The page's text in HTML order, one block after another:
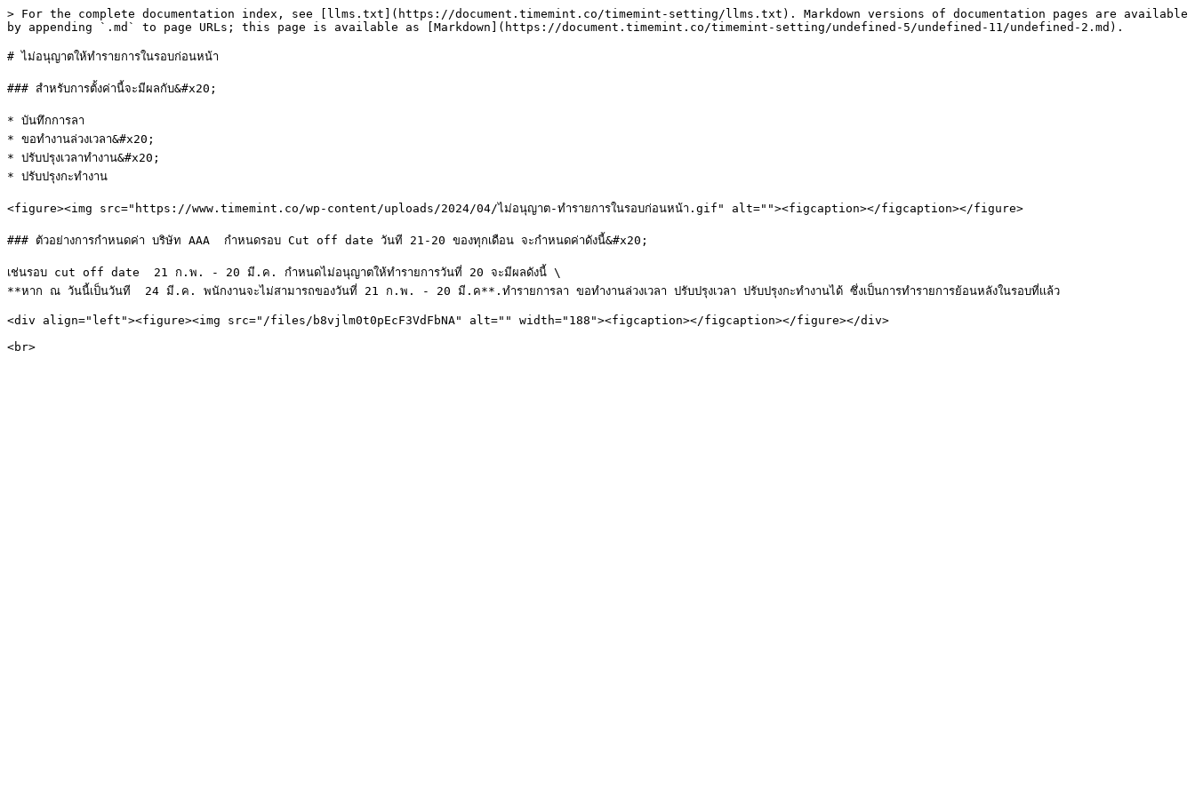
> For the complete documentation index, see [llms.txt](https://document.timemint.co/timemint-setting/llms.txt). Markdown versions of documentation pages are available
by appending `.md` to page URLs; this page is available as [Markdown](https://document.timemint.co/timemint-setting/undefined-5/undefined-11/undefined-2.md).
# ไม่อนุญาตให้ทำรายการในรอบก่อนหน้า
### สำหรับการตั้งค่านี้จะมีผลกับ&#x20;
* บันทึกการลา
* ขอทำงานล่วงเวลา&#x20;
* ปรับปรุงเวลาทำงาน&#x20;
* ปรับปรุงกะทำงาน
<figure><img src="https://www.timemint.co/wp-content/uploads/2024/04/ไม่อนุญาต-ทำรายการในรอบก่อนหน้า.gif" alt=""><figcaption></figcaption></figure>
### ตัวอย่างการกำหนดค่า บริษัท AAA  กำหนดรอบ Cut off date วันที 21-20 ของทุกเดือน จะกำหนดค่าดังนี้&#x20;
เช่นรอบ cut off date  21 ก.พ. - 20 มี.ค. กำหนดไม่อนุญาตให้ทำรายการวันที่ 20 จะมีผลดังนี้ \
**หาก ณ วันนี้เป็นวันที  24 มี.ค. พนักงานจะไม่สามารถของวันที่ 21 ก.พ. - 20 มี.ค**.ทำรายการลา ขอทำงานล่วงเวลา ปรับปรุงเวลา ปรับปรุงกะทำงานได้ ซึ่งเป็นการทำรายการย้อนหลังในรอบที่เเล้ว
<div align="left"><figure><img src="/files/b8vjlm0t0pEcF3VdFbNA" alt="" width="188"><figcaption></figcaption></figure></div>